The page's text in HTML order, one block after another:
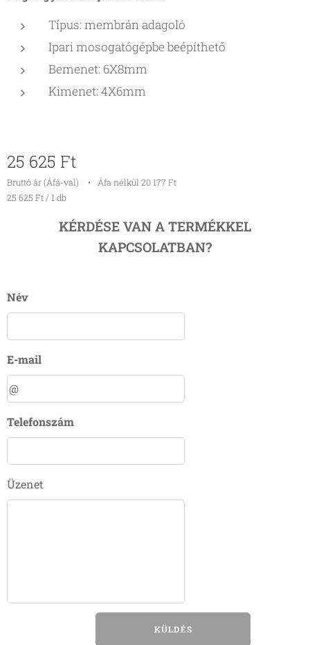
Típus: membrán adagoló
Ipari mosogatógépbe beépíthető
Bemenet: 6X8mm
Kimenet: 4X6mm
25 625 Ft
Bruttó ár (Áfá-val)
Áfa nélkül 20 177 Ft
25 625 Ft / 1 db
KÉRDÉSE VAN A TERMÉKKEL
KAPCSOLATBAN?
Név
E-mail
Telefonszám
Üzenet
KÜLDÉS